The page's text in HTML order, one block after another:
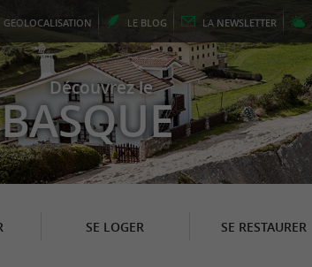
GEOLOCALISATION LE BLOG LA NEWSLETTER
Découvrez le
SE LOGER SE RESTAURER